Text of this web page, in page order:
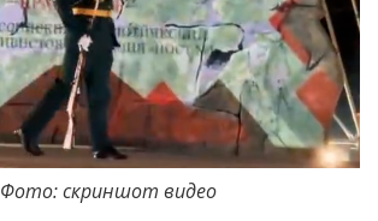
Фото: скриншот видео